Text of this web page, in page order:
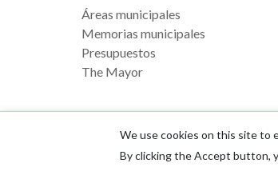
Áreas municipales
Memorias municipales
Presupuestos
The Mayor
We use cookies on this site to
By clicking the Accept button,